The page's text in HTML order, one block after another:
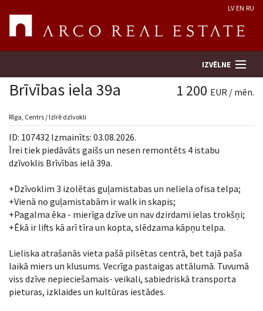
LV EN RU
IZVĒLNE
Meklēt īpašumu
Novērtēt īpašumu
Pakalpojumi
Brīvības iela 39a 1 200 EUR / mēn.
Rīga, Centrs / Izīrē dzīvokli
ID: 107432 Izmainīts: 03.08.2026.
Īrei tiek piedāvāts gaišs un nesen remontēts 4 istabu
dzīvoklis Brīvības ielā 39a.
+Dzīvoklim 3 izolētas guļamistabas un neliela ofisa telpa;
+Vienā no guļamistabām ir walk in skapis;
+Pagalma ēka - mierīga dzīve un nav dzirdami ielas trokšņi;
+Ēkā ir lifts kā arī tīra un kopta, slēdzama kāpņu telpa.
Lieliska atrašanās vieta pašā pilsētas centrā, bet tajā paša
laikā miers un klusums. Vecrīga pastaigas attālumā. Tuvumā
viss dzīve nepieciešamais- veikali, sabiedriskā transporta
pieturas, izklaides un kultūras iestādes.